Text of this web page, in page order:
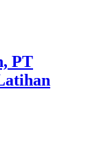
PT